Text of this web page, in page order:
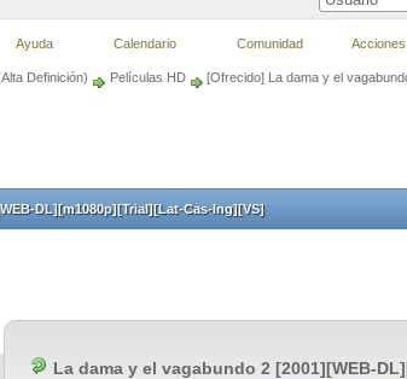
Definición) Películas HD [Ofrecido] La dama y el
DL][m1080p][Trial][Lat-Cas-Ing][VS]
La dama y el vagabundo 2 [2001][WEB-
Ayuda Calendario Comunidad